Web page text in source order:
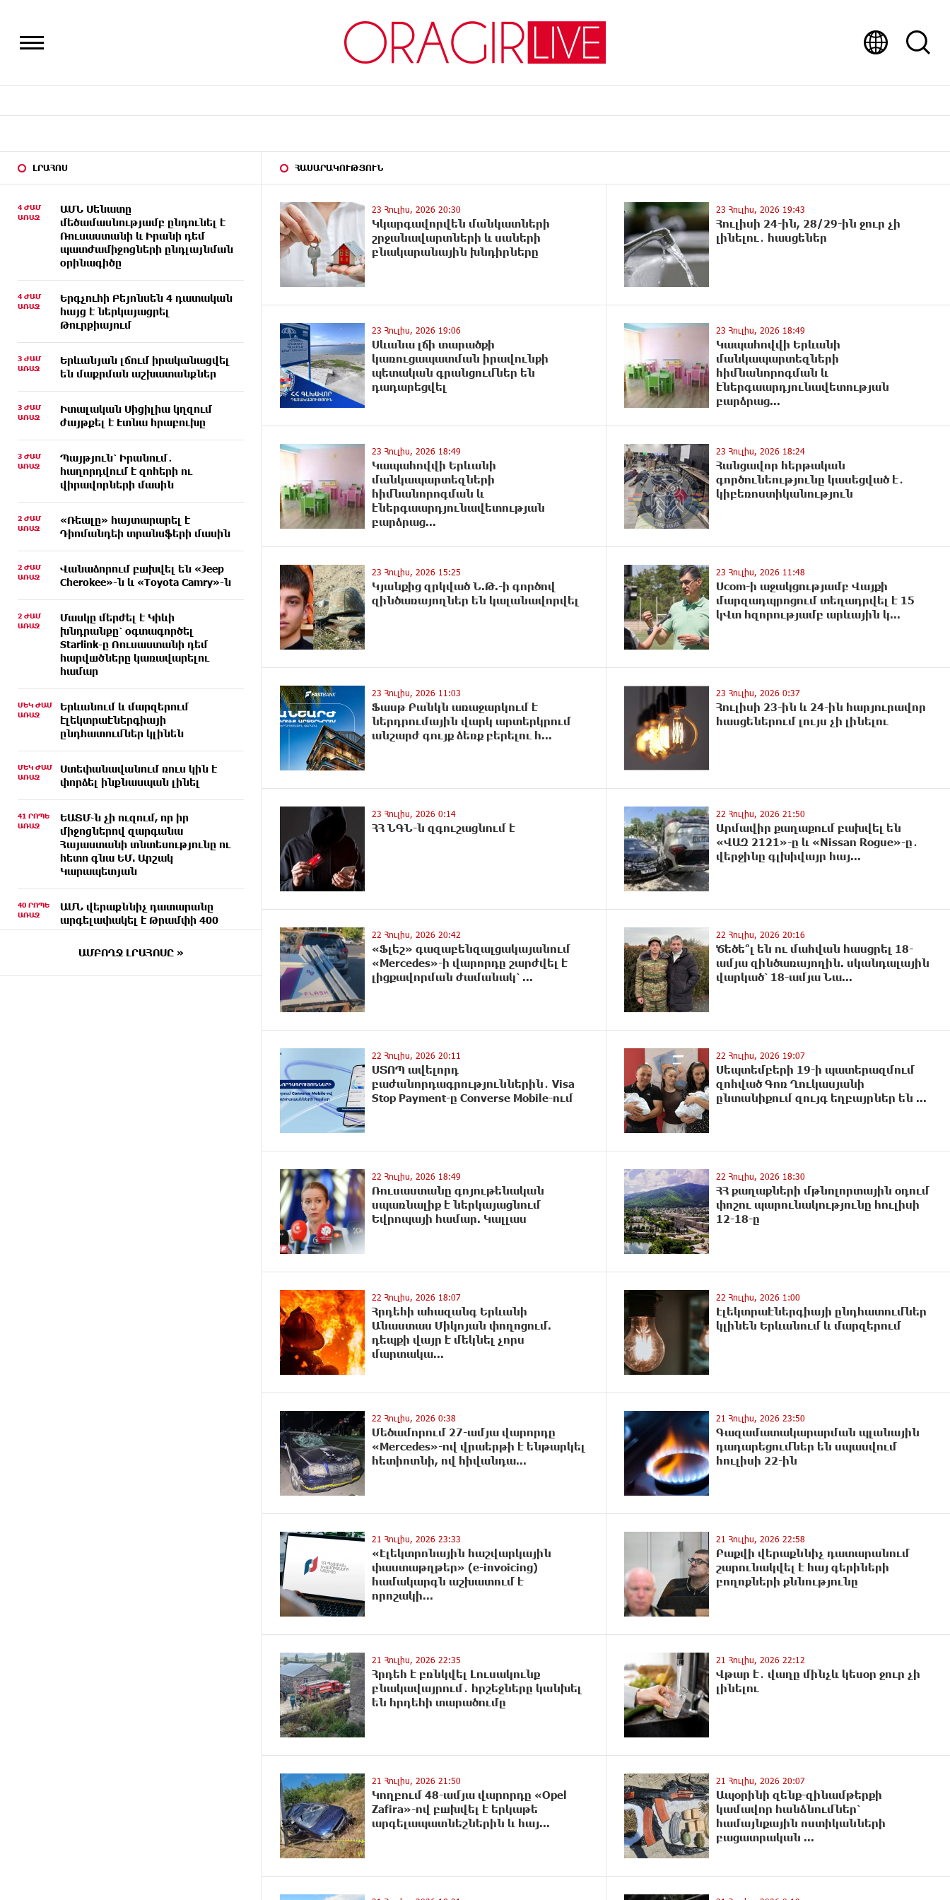
ԼՐԱՀՈՍ
4 ԺԱՄ
ԱՌԱՋ
ԱՄՆ Սենատը
մեծամասնությամբ ընդունել է
Ռուսաստանի և Իրանի դեմ
պատժամիջոցների ընդլայնման
օրինագիծը
4 ԺԱՄ
ԱՌԱՋ
Երգչուհի Բեյոնսեն ​​4 դատական
հայց է ներկայացրել
Թուրքիայում
3 ԺԱՄ
ԱՌԱՋ
Երևանյան լճում իրականացվել
են մաքրման աշխատանքներ
3 ԺԱՄ
ԱՌԱՋ
Իտալական Սիցիլիա կղզում
ժայթքել է Էտնա հրաբուխը
3 ԺԱՄ
ԱՌԱՋ
Պայթյուն՝ Իրանում․
հաղորդվում է զոհերի ու
վիրավորների մասին
2 ԺԱՄ
ԱՌԱՋ
«Ռեալը» հայտարարել է
Դիոմանդեի տրանսֆերի մասին
2 ԺԱՄ
ԱՌԱՋ
Վանաձորում բшխվել են «Jeep
Cherokee»-ն և «Toyota Camry»-ն
2 ԺԱՄ
ԱՌԱՋ
Մասկը մերժել է Կիևի
խնդրանքը՝ օգտագործել
Starlink-ը Ռուսաստանի դեմ
հարվшծները կառավարելու
համար
ՄԵԿ ԺԱՄ
ԱՌԱՋ
Երևանում և մարզերում
էլեկտրաէներգիայի
ընդհատումներ կլինեն
ՄԵԿ ԺԱՄ
ԱՌԱՋ
Ստեփանավանում ռուս կին է
փորձել ինքնասպան լինել
41 ՐՈՊԵ
ԱՌԱՋ
ԵԱՏՄ֊ն չի ուզում, որ իր
միջոցներով զարգանա
Հայաստանի տնտեսությունը ու
հետո գնա ԵՄ. Արշակ
Կարապետյան
40 ՐՈՊԵ
ԱՌԱՋ
ԱՄՆ վերաքննիչ դատարանը
արգելափակել է Թրամփի 400
միլիոն դոլար արժողությամբ
Սպիտակ տան
պարահանդեսային դահլիճի
նախագիծը
ԱՄԲՈՂՋ ԼՐԱՀՈՍԸ »
ՀԱՍԱՐԱԿՈՒԹՅՈՒՆ
23 Հուլիս, 2026 20:30
Կկարգավորվեն մանկատների
շրջանավարտների և սաների
բնակարանային խնդիրները
23 Հուլիս, 2026 19:43
Հուլիսի 24-ին, 28/29-ին ջուր չի
լինելու․ հասցեներ
23 Հուլիս, 2026 19:06
Սևանա լճի տարածքի
կառուցապատման իրավունքի
պետական գրանցումներ են
դադարեցվել
23 Հուլիս, 2026 18:49
Կապահովվի Երևանի
մանկապարտեզների
հիմնանորոգման և
էներգաարդյունավետության
բարձրաց...
23 Հուլիս, 2026 18:49
Կապահովվի Երևանի
մանկապարտեզների
հիմնանորոգման և
էներգաարդյունավետության
բարձրաց...
23 Հուլիս, 2026 18:24
Հանցավոր հերթական
գործունեությունը կասեցված է․
կիբեռոստիկանություն
23 Հուլիս, 2026 15:25
Կյանքից զրկված Ն.Թ.-ի գործով
զինծառայողներ են կալանավորվել
23 Հուլիս, 2026 11:48
Ucom-ի աջակցությամբ Վայքի
մարզադպրոցում տեղադրվել է 15
կՎտ հզորությամբ արևային կ...
23 Հուլիս, 2026 11:03
Ֆասթ Բանկն առաջարկում է
ներդրումային վարկ արտերկրում
անշարժ գույք ձեռք բերելու հ...
23 Հուլիս, 2026 0:37
Հուլիսի 23-ին և 24-ին հարյուրավոր
հասցեներում լույս չի լինելու
23 Հուլիս, 2026 0:14
ՀՀ ՆԳՆ-ն զգուշացնում է
22 Հուլիս, 2026 21:50
Արմավիր քաղաքում բախվել են
«ՎԱԶ 2121»-ը և «Nissan Rogue»-ը․
վերջինը գլխիվայր հայ...
22 Հուլիս, 2026 20:42
«Ֆլեշ» գազաբենզալցակայանում
«Mercedes»-ի վարորդը շարժվել է
լիցքավորման ժամանակ՝ ...
22 Հուլիս, 2026 20:16
Ծեծե՞լ են ու մահվան հասցրել 18-
ամյա զինծառայողին. սկանդալային
վարկած՝ 18-ամյա Նա...
22 Հուլիս, 2026 20:11
ՍՏՈՊ ավելորդ
բաժանորդագրություններին․ Visa
Stop Payment-ը Converse Mobile-ում
22 Հուլիս, 2026 19:07
Սեպտեմբերի 19-ի պատերազմում
զոհված Գոռ Ղուկասյանի
ընտանիքում զույգ եղբայրներ են ...
22 Հուլիս, 2026 18:49
Ռուսաստանը գոյութենական
uպառնալիք է ներկայացնում
Եվրոպայի համար. Կալլաս
22 Հուլիս, 2026 18:30
ՀՀ քաղաքների մթնոլորտային օդում
փոշու պարունակությունը հուլիսի
12-18-ը
22 Հուլիս, 2026 18:07
Հրդեհի ահազանգ Երևանի
Անաստաս Միկոյան փողոցում.
դեպքի վայր է մեկնել չորս
մարտակա...
22 Հուլիս, 2026 1:00
Էլեկտրաէներգիայի ընդհատումներ
կլինեն Երևանում և մարզերում
22 Հուլիս, 2026 0:38
Մեծամորում 27-ամյա վարորդը
«Mercedes»-ով վրաերթի է ենթարկել
հետիոտնի, ով հիվանդա...
21 Հուլիս, 2026 23:50
Գազամատակարարման պլանային
դադարեցումներ են սպասվում
հուլիսի 22-ին
21 Հուլիս, 2026 23:33
«Էլեկտրոնային հաշվարկային
փաստաթղթեր» (e-invoicing)
համակարգն աշխատում է
որոշակի...
21 Հուլիս, 2026 22:58
Բաքվի վերաքննիչ դատարանում
շարունակվել է հայ գերիների
բողոքների քննությունը
21 Հուլիս, 2026 22:35
Հրդեհ է բռնկվել Լուսակունք
բնակավայրում․ հրշեջները կանխել
են հրդեհի տարածումը
21 Հուլիս, 2026 22:12
Վթար է․ վաղը մինչև կեսօր ջուր չի
լինելու
21 Հուլիս, 2026 21:50
Կողբում 48-ամյա վարորդը «Opel
Zafira»-ով բшխվել է երկաթե
արգելապատնեշներին և հայ...
21 Հուլիս, 2026 20:07
Ապօրինի զենք-զինամթերքի
կամավոր հանձնումներ՝
համայնքային ոստիկանների
բացատրական ...